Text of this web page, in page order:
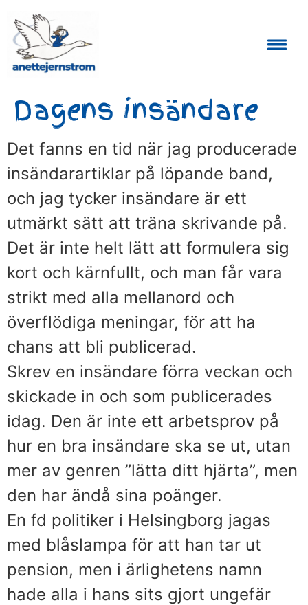
Dagens insändare
Det fanns en tid när jag producerade
insändarartiklar på löpande band,
och jag tycker insändare är ett
utmärkt sätt att träna skrivande på.
Det är inte helt lätt att formulera sig
kort och kärnfullt, och man får vara
strikt med alla mellanord och
överflödiga meningar, för att ha
chans att bli publicerad.
Skrev en insändare förra veckan och
skickade in och som publicerades
idag. Den är inte ett arbetsprov på
hur en bra insändare ska se ut, utan
mer av genren ”lätta ditt hjärta”, men
den har ändå sina poänger.
En fd politiker i Helsingborg jagas
med blåslampa för att han tar ut
pension, men i ärlighetens namn
hade alla i hans sits gjort ungefär